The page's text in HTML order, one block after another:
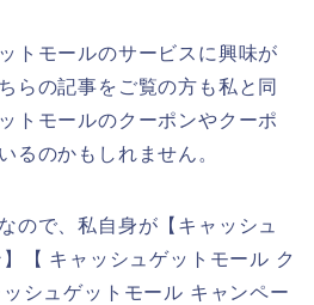
トモールのサービスに興味が
らの記事をご覧の方も私と同
トモールのクーポンやクーポ
るのかもしれません。
ので、私自身が【キャッシュ
【 キャッシュゲットモール ク
シュゲットモール キャンペー